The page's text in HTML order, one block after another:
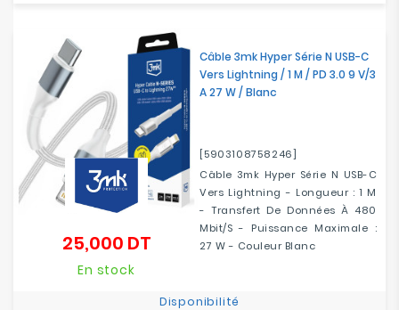
Câble 3mk Hyper Série N USB-C
Vers Lightning / 1 M / PD 3.0 9 V/3
A 27 W / Blanc
[5903108758246]
Câble 3mk Hyper Série N USB-C
Vers Lightning - Longueur : 1 M
- Transfert De Données À 480
Mbit/s - Puissance Maximale :
27 W - Couleur Blanc
25,000 DTPrix
En stock
Disponibilité